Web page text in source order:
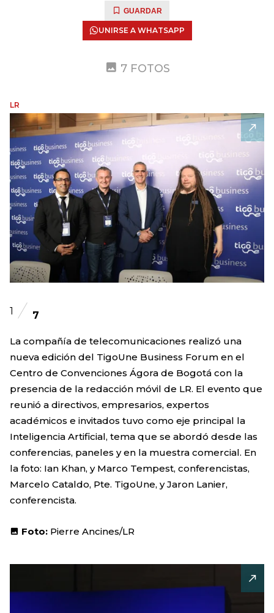
GUARDAR
UNIRSE A WHATSAPP
7 FOTOS
LR
1 7
La compañía de telecomunicaciones realizó una
nueva edición del TigoUne Business Forum en el
Centro de Convenciones Ágora de Bogotá con la
presencia de la redacción móvil de LR. El evento que
reunió a directivos, empresarios, expertos
académicos e invitados tuvo como eje principal la
Inteligencia Artificial, tema que se abordó desde las
conferencias, paneles y en la muestra comercial. En
la foto: Ian Khan, y Marco Tempest, conferencistas,
Marcelo Cataldo, Pte. TigoUne, y Jaron Lanier,
conferencista.
Foto: Pierre Ancines/LR